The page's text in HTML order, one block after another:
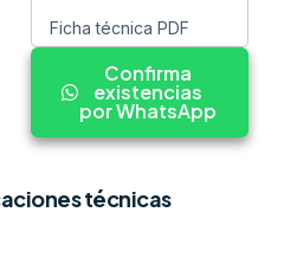
Ficha técnica PDF
Confirma
existencias
por WhatsApp
técnicas